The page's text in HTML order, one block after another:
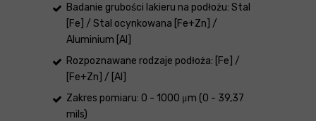
Badanie grubości lakieru na podłożu: Stal
[Fe] / Stal ocynkowana [Fe+Zn] /
Aluminium [Al]
Rozpoznawane rodzaje podłoża: [Fe] /
[Fe+Zn] / [Al]
Zakres pomiaru: 0 - 1000 μm (0 - 39,37
mils)